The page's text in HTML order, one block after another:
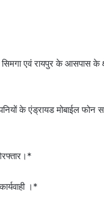
सिमगा एवं रायपुर के आसपास
के एंड्रायड मोबाईल फोन
।*